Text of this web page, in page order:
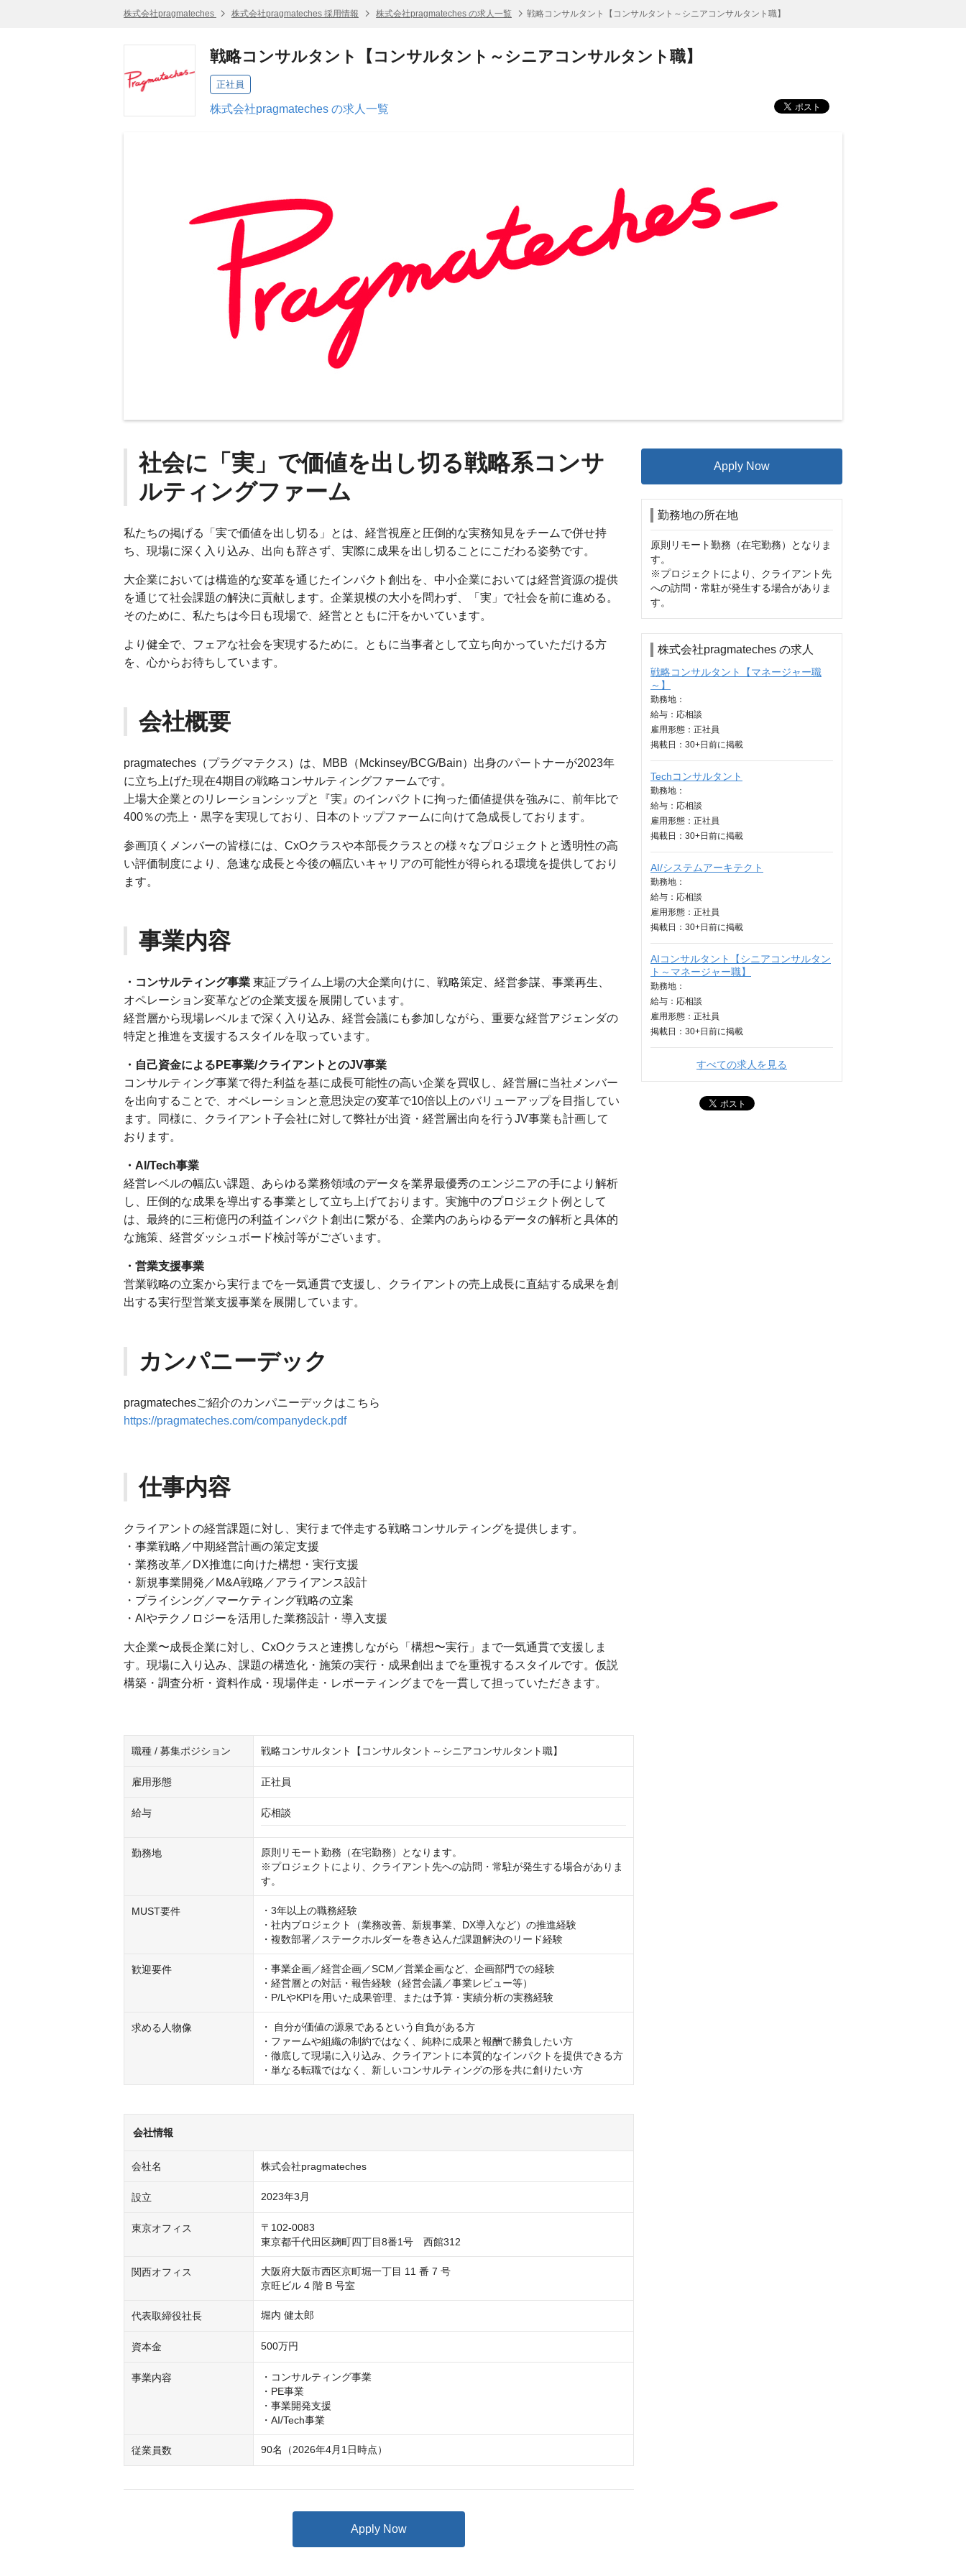
株式会社pragmateches 株式会社pragmateches 採用情報 株式会社pragmateches の求人一覧 戦略コンサルタント【コンサルタント～シニアコンサルタント職】
戦略コンサルタント【コンサルタント～シニアコンサルタント職】
正社員
株式会社pragmateches の求人一覧
社会に「実」で価値を出し切る戦略系コンサ
ルティングファーム
私たちの掲げる「実で価値を出し切る」とは、経営視座と圧倒的な実務知見をチームで併せ持
ち、現場に深く入り込み、出向も辞さず、実際に成果を出し切ることにこだわる姿勢です。
大企業においては構造的な変革を通じたインパクト創出を、中小企業においては経営資源の提供
を通じて社会課題の解決に貢献します。企業規模の大小を問わず、「実」で社会を前に進める。
そのために、私たちは今日も現場で、経営とともに汗をかいています。
より健全で、フェアな社会を実現するために。ともに当事者として立ち向かっていただける方
を、心からお待ちしています。
会社概要
pragmateches（プラグマテクス）は、MBB（Mckinsey/BCG/Bain）出身のパートナーが2023年
に立ち上げた現在4期目の戦略コンサルティングファームです。
上場大企業とのリレーションシップと『実』のインパクトに拘った価値提供を強みに、前年比で
400％の売上・黒字を実現しており、日本のトップファームに向けて急成長しております。
参画頂くメンバーの皆様には、CxOクラスや本部長クラスとの様々なプロジェクトと透明性の高
い評価制度により、急速な成長と今後の幅広いキャリアの可能性が得られる環境を提供しており
ます。
事業内容
・コンサルティング事業 東証プライム上場の大企業向けに、戦略策定、経営参謀、事業再生、
オペレーション変革などの企業支援を展開しています。
経営層から現場レベルまで深く入り込み、経営会議にも参加しながら、重要な経営アジェンダの
特定と推進を支援するスタイルを取っています。
・自己資金によるPE事業/クライアントとのJV事業
コンサルティング事業で得た利益を基に成長可能性の高い企業を買収し、経営層に当社メンバー
を出向することで、オペレーションと意思決定の変革で10倍以上のバリューアップを目指してい
ます。同様に、クライアント子会社に対して弊社が出資・経営層出向を行うJV事業も計画して
おります。
・AI/Tech事業
経営レベルの幅広い課題、あらゆる業務領域のデータを業界最優秀のエンジニアの手により解析
し、圧倒的な成果を導出する事業として立ち上げております。実施中のプロジェクト例として
は、最終的に三桁億円の利益インパクト創出に繋がる、企業内のあらゆるデータの解析と具体的
な施策、経営ダッシュボード検討等がございます。​
・営業支援事業
営業戦略の立案から実行までを一気通貫で支援し、クライアントの売上成長に直結する成果を創
出する実行型営業支援事業を展開しています。
カンパニーデック
pragmatechesご紹介のカンパニーデックはこちら
https://pragmateches.com/companydeck.pdf
仕事内容
クライアントの経営課題に対し、実行まで伴走する戦略コンサルティングを提供します。
・事業戦略／中期経営計画の策定支援
・業務改革／DX推進に向けた構想・実行支援
・新規事業開発／M&A戦略／アライアンス設計
・プライシング／マーケティング戦略の立案
・AIやテクノロジーを活用した業務設計・導入支援
大企業〜成長企業に対し、CxOクラスと連携しながら「構想〜実行」まで一気通貫で支援しま
す。現場に入り込み、課題の構造化・施策の実行・成果創出までを重視するスタイルです。仮説
構築・調査分析・資料作成・現場伴走・レポーティングまでを一貫して担っていただきます。
職種 / 募集ポジション 戦略コンサルタント【コンサルタント～シニアコンサルタント職】
雇用形態 正社員
給与 応相談
勤務地
原則リモート勤務（在宅勤務）となります。
※プロジェクトにより、クライアント先への訪問・常駐が発生する場合がありま
す。
MUST要件
・3年以上の職務経験
・社内プロジェクト（業務改善、新規事業、DX導入など）の推進経験
・複数部署／ステークホルダーを巻き込んだ課題解決のリード経験
歓迎要件
・事業企画／経営企画／SCM／営業企画など、企画部門での経験
・経営層との対話・報告経験（経営会議／事業レビュー等）
・P/LやKPIを用いた成果管理、または予算・実績分析の実務経験
求める人物像
・ 自分が価値の源泉であるという自負がある方
・ファームや組織の制約ではなく、純粋に成果と報酬で勝負したい方
・徹底して現場に入り込み、クライアントに本質的なインパクトを提供できる方
・単なる転職ではなく、新しいコンサルティングの形を共に創りたい方
会社情報
会社名 株式会社pragmateches
設立 2023年3月
東京オフィス
〒102-0083
東京都千代田区麹町四丁目8番1号　西館312
関西オフィス
大阪府大阪市西区京町堀一丁目 11 番 7 号
京旺ビル 4 階 B 号室
代表取締役社長 堀内 健太郎
資本金 500万円
事業内容
・コンサルティング事業
・PE事業
・事業開発支援
従業員数 90名（2026年4月1日時点）
Apply Now
Apply Now
勤務地の所在地
原則リモート勤務（在宅勤務）となりま
す。
※プロジェクトにより、クライアント先
への訪問・常駐が発生する場合がありま
す。
株式会社pragmateches の求人
戦略コンサルタント【マネージャー職
～】
勤務地：
給与： 応相談
雇用形態：正社員
掲載日： 30+日 前に掲載
Techコンサルタント
勤務地：
給与： 応相談
雇用形態：正社員
掲載日： 30+日 前に掲載
AI/システムアーキテクト
勤務地：
給与： 応相談
雇用形態：正社員
掲載日： 30+日 前に掲載
AIコンサルタント【シニアコンサルタン
ト～マネージャー職】
勤務地：
給与： 応相談
雇用形態：正社員
掲載日： 30+日 前に掲載
すべての求人を見る